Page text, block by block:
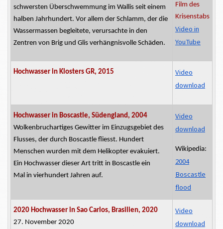
schwersten Überschwemmung im Wallis seit einem
halben Jahrhundert. Vor allem der Schlamm, der die
Wassermassen begleitete, verursachte in den
Zentren von Brig und Glis verhängnisvolle Schäden.
Film des
Krisenstabs
Video in
YouTube
Hochwasser in Klosters GR, 2015
Video
download
Hochwasser in Boscastle, Südengland, 2004
Wolkenbruchartiges Gewitter im Einzugsgebiet des
Flusses, der durch Boscastle fliesst. Hundert
Menschen wurden mit dem Helikopter evakuiert.
Ein Hochwasser dieser Art tritt in Boscastle ein
Mal in vierhundert Jahren auf.
Video
download
Wikipedia:
2004
Boscastle
flood
2020 Hochwasser in Sao Carlos, Brasilien, 2020
27. November 2020
Video
download